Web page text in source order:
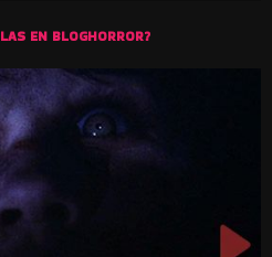
EN BLOGHORROR?